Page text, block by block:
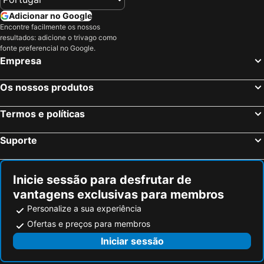
San Luis Airport
Adicionar no Google
Encontre facilmente os nossos
resultados: adicione o trivago como
fonte preferencial no Google.
Empresa
Os nossos produtos
Termos e políticas
Suporte
Inicie sessão para desfrutar de
vantagens exclusivas para membros
Personalize a sua experiência
Ofertas e preços para membros
Iniciar sessão